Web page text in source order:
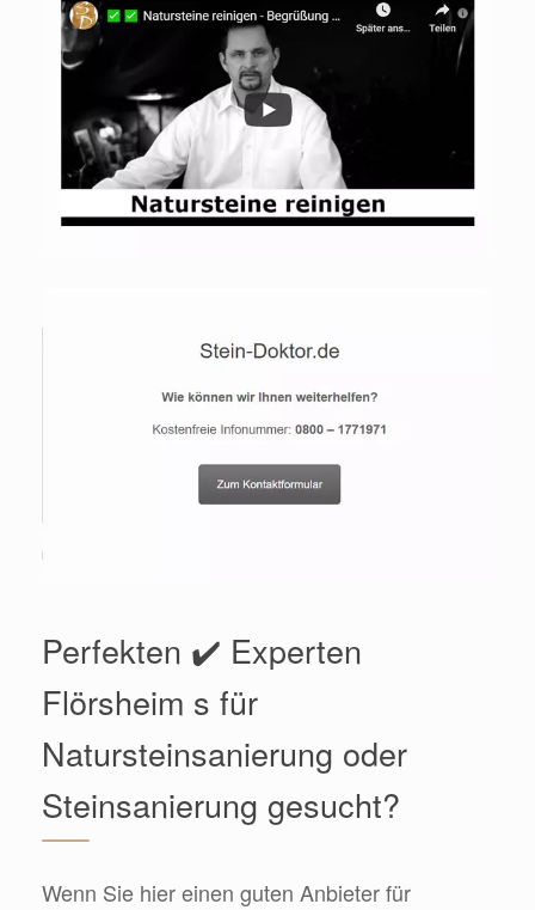
Perfekten ✔️ Experten
Flörsheim s für
Natursteinsanierung oder
Steinsanierung gesucht?
Wenn Sie hier einen guten Anbieter für